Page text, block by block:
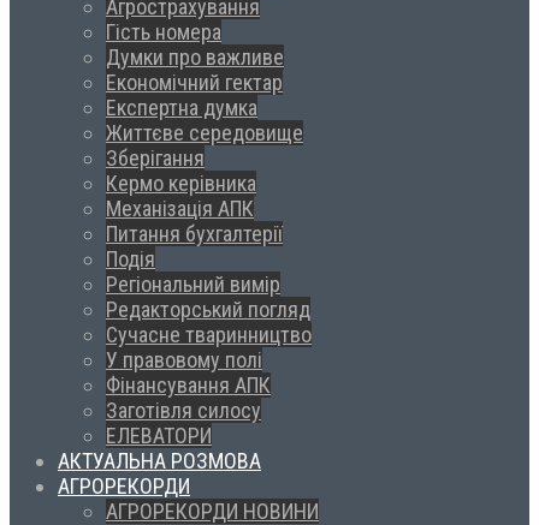
Агрострахування
Гість номера
Думки про важливе
Економічний гектар
Експертна думка
Життєве середовище
Зберігання
Кермо керівника
Механізація АПК
Питання бухгалтерії
Подія
Регіональний вимір
Редакторський погляд
Сучасне тваринництво
У правовому полі
Фінансування АПК
Заготівля силосу
ЕЛЕВАТОРИ
АКТУАЛЬНА РОЗМОВА
АГРОРЕКОРДИ
АГРОРЕКОРДИ НОВИНИ